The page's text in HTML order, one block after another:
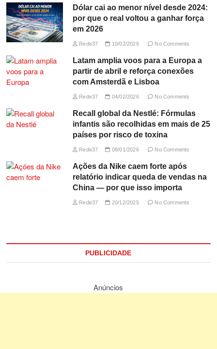
Dólar cai ao menor nível desde 2024:
por que o real voltou a ganhar força
em 2026
Rede37 10/02/2026 No Comments
Latam amplia voos para a Europa a
partir de abril e reforça conexões
com Amsterdã e Lisboa
Rede37 04/02/2026 No Comments
Recall global da Nestlé: Fórmulas
infantis são recolhidas em mais de 25
países por risco de toxina
Rede37 08/01/2026 No Comments
Ações da Nike caem forte após
relatório indicar queda de vendas na
China — por que isso importa
Rede37 20/12/2025 No Comments
PUBLICIDADE
Anúncios